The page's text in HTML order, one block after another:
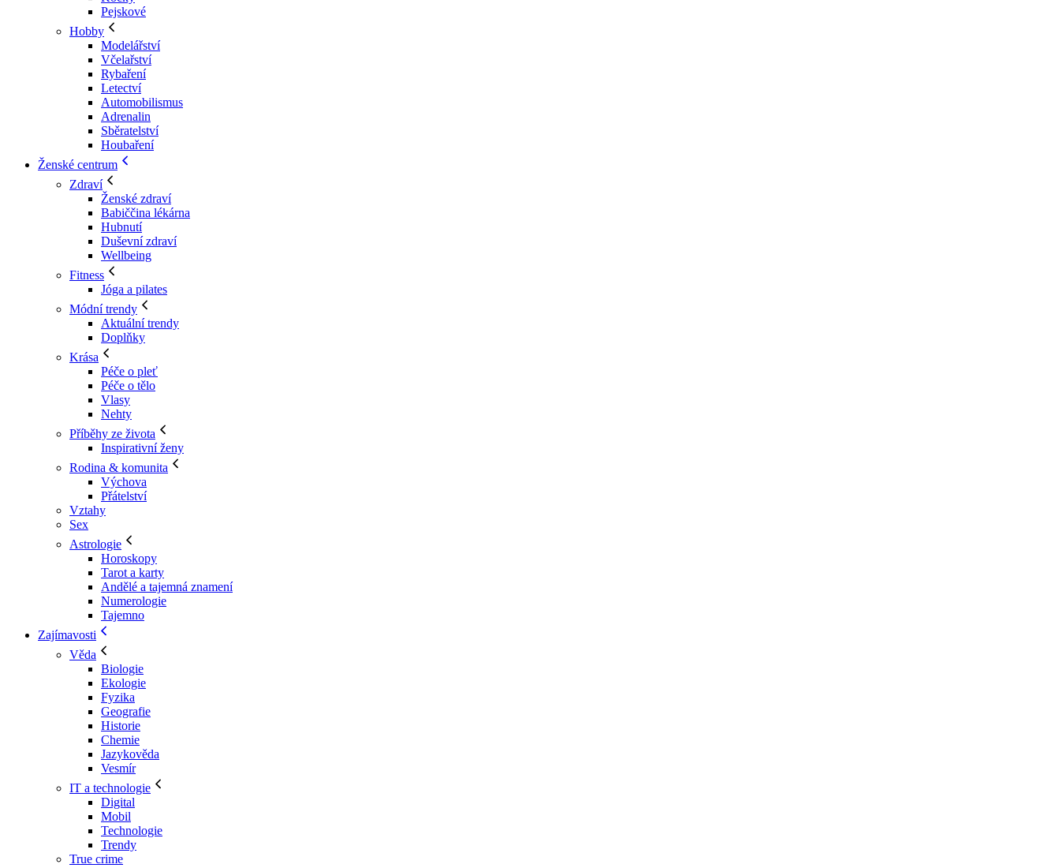
Pejskové
Hobby
Modelářství
Včelařství
Rybaření
Letectví
Automobilismus
Adrenalin
Sběratelství
Houbaření
Ženské centrum
Zdraví
Ženské zdraví
Babiččina lékárna
Hubnutí
Duševní zdraví
Wellbeing
Fitness
Jóga a pilates
Módní trendy
Aktuální trendy
Doplňky
Krása
Péče o pleť
Péče o tělo
Vlasy
Nehty
Příběhy ze života
Inspirativní ženy
Rodina & komunita
Výchova
Přátelství
Vztahy
Sex
Astrologie
Horoskopy
Tarot a karty
Andělé a tajemná znamení
Numerologie
Tajemno
Zajímavosti
Věda
Biologie
Ekologie
Fyzika
Geografie
Historie
Chemie
Jazykověda
Vesmír
IT a technologie
Digital
Mobil
Technologie
Trendy
True crime